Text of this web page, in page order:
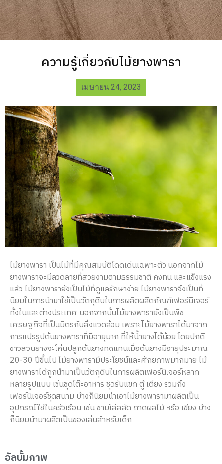
ความรู้เกี่ยวกับไม้ยางพารา
เมษายน 24, 2023
ไม้ยางพารา เป็นไม้ที่มีคุณสมบัติโดดเด่นเฉพาะตัว นอกจากไม้
ยางพาราจะมีลวดลายที่สวยงามตามธรรมชาติ คงทน และแข็งแรง
แล้ว ไม้ยางพารายังเป็นไม้ที่ดูแลรักษาง่าย ไม้ยางพาราจึงเป็นที่
นิยมในการนำมาใช้เป็นวัตถุดิบในการผลิตผลิตภัณฑ์เฟอร์นิเจอร์
ทั้งในและต่างประเทศ นอกจากนั้นไม้ยางพารายังเป็นพืช
เศรษฐกิจที่เป็นมิตรกับสิ่งแวดล้อม เพราะไม้ยางพาราได้มาจาก
การแปรรูปต้นยางพาราที่มีอายุมาก ที่ให้น้ำยางได้น้อย โดยปกติ
ชาวสวนยางจะโค่นปลูกต้นยางทดแทนเมื่อต้นยางมีอายุประมาณ
20-30 ปีขึ้นไป ไม้ยางพารามีประโยชน์และศักยภาพมากมาย ไม้
ยางพาราได้ถูกนำมาเป็นวัตถุดิบในการผลิตเฟอร์นิเจอร์หลาก
หลายรูปแบบ เช่นชุดโต๊ะอาหาร ชุดรับแขก ตู้ เตียง รวมถึง
เฟอร์นิเจอร์ชุดสนาม บ้างก็นิยมนำเอาไม้ยางพารามาผลิตเป็น
อุปกรณ์ใช้ในครัวเรือน เช่น ชามใส่สลัด ถาดผลไม้ หรือ เขียง บ้าง
ก็นิยมนำมาผลิตเป็นของเล่นสำหรับเด็ก
อัลบั้มภาพ